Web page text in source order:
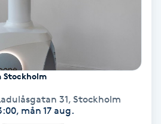
Stockholm
31, Stockholm
mån 17 aug.